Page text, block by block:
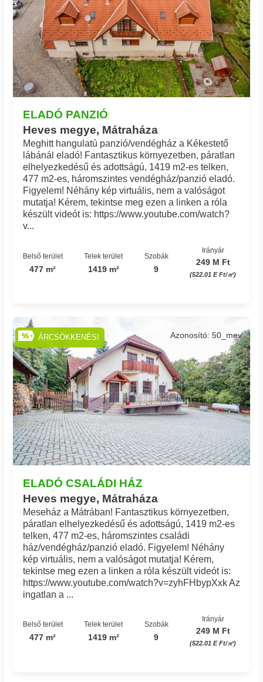
ELADÓ PANZIÓ
Heves megye, Mátraháza
Meghitt hangulatú panzió/vendégház a Kékestető
lábánál eladó! Fantasztikus környezetben, páratlan
elhelyezkedésű és adottságú, 1419 m2-es telken,
477 m2-es, háromszintes vendégház/panzió eladó.
Figyelem! Néhány kép virtuális, nem a valóságot
mutatja! Kérem, tekintse meg ezen a linken a róla
készült videót is: https://www.youtube.com/watch?
v...
Belső terület
477 m²
Telek terület
1419 m²
Szobák
9
Irányár
249 M Ft
(522.01 E Ft/㎡)
ELADÓ CSALÁDI HÁZ
Heves megye, Mátraháza
Azonosító: 50_mev
Meseház a Mátrában! Fantasztikus környezetben,
páratlan elhelyezkedésű és adottságú, 1419 m2-es
telken, 477 m2-es, háromszintes családi
ház/vendégház/panzió eladó. Figyelem! Néhány
kép virtuális, nem a valóságot mutatja! Kérem,
tekintse meg ezen a linken a róla készült videót is:
https://www.youtube.com/watch?v=zyhFHbypXxk Az
ingatlan a ...
Belső terület
477 m²
Telek terület
1419 m²
Szobák
9
Irányár
249 M Ft
(522.01 E Ft/㎡)
ÁRCSÖKKENÉS!